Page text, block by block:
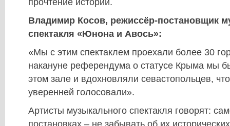
прочтение истории.
Владимир Косов, режиссёр-постановщик
спектакля «Юнона и Авось»:
«Мы с этим спектаклем проехали более 30
накануне референдума о статусе Крыма мы
этом зале и вдохновляли севастопольцев,
уверенней голосовали».
Артисты музыкального спектакля говорят: